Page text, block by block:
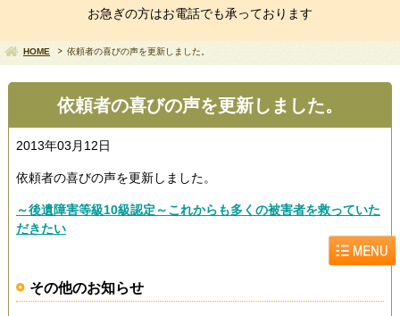
お急ぎの方はお電話でも承っております
HOME 依頼者の喜びの声を更新しました。
依頼者の喜びの声を更新しました。
2013年03月12日
依頼者の喜びの声を更新しました。
～後遺障害等級10級認定～これからも多くの被害者を救っていた
だきたい
その他のお知らせ